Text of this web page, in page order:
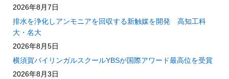
2026年8月7日
排水を浄化しアンモニアを回収する新触媒を開発 高知工科
大・名大
2026年8月5日
横須賀バイリンガルスクールYBSが国際アワード最高位を受賞
2026年8月3日